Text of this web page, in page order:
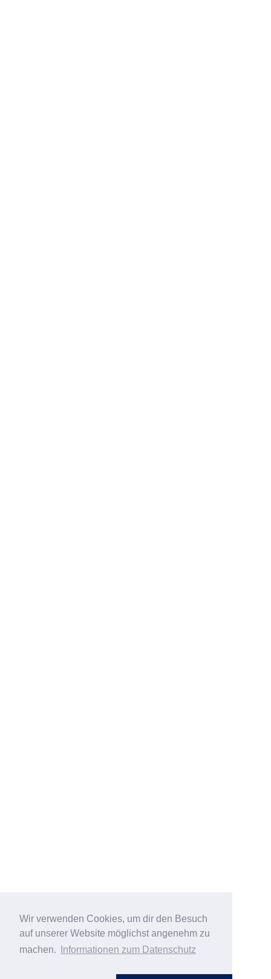
Wir verwenden Cookies, um dir den Besuch
auf unserer Website möglichst angenehm zu
machen.
Informationen zum Datenschutz